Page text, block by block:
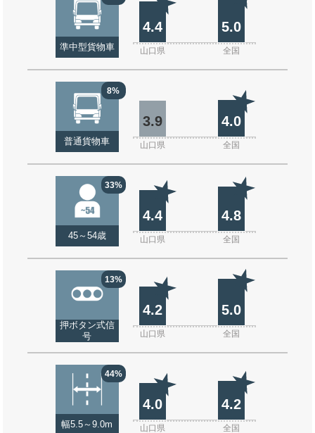
準中型貨物車
4.4 5.0
山口県 全国
8%
普通貨物車
3.9 4.0
山口県 全国
33%
45～54歳
4.4 4.8
山口県 全国
13%
押ボタン式信
号
4.2 5.0
山口県 全国
44%
幅5.5～9.0m
4.0 4.2
山口県 全国